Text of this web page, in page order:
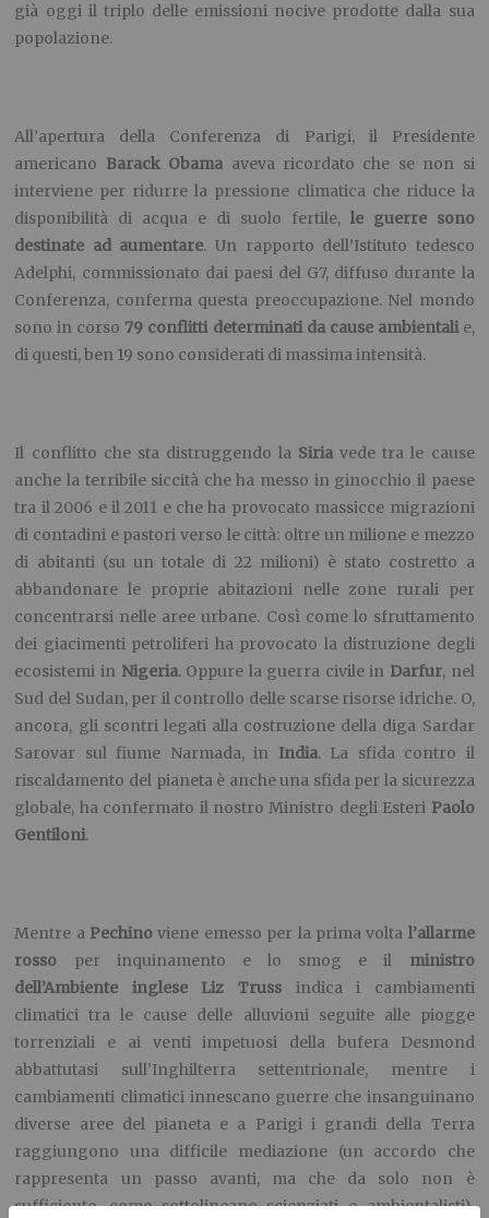
già oggi il triplo delle emissioni nocive prodotte dalla sua
popolazione.
All’apertura della Conferenza di Parigi, il Presidente
americano Barack Obama aveva ricordato che se non si
interviene per ridurre la pressione climatica che riduce la
disponibilità di acqua e di suolo fertile, le guerre sono
destinate ad aumentare. Un rapporto dell’Istituto tedesco
Adelphi, commissionato dai paesi del G7, diffuso durante la
Conferenza, conferma questa preoccupazione. Nel mondo
sono in corso79 conflitti determinati da cause ambientalie,
di questi, ben 19 sono considerati di massima intensità.
Il conflitto che sta distruggendo la Siria vede tra le cause
anche la terribile siccità che ha messo in ginocchio il paese
tra il 2006 e il 2011 e che ha provocato massicce migrazioni
di contadini e pastori verso le città: oltre un milione e mezzo
di abitanti (su un totale di 22 milioni) è stato costretto a
abbandonare le proprie abitazioni nelle zone rurali per
concentrarsi nelle aree urbane. Così come lo sfruttamento
dei giacimenti petroliferi ha provocato la distruzione degli
ecosistemi in Nigeria. Oppure la guerra civile in Darfur, nel
Sud del Sudan, per il controllo delle scarse risorse idriche. O,
ancora, gli scontri legati alla costruzione della diga Sardar
Sarovar sul fiume Narmada, in India. La sfida contro il
riscaldamento del pianeta è anche una sfida per la sicurezza
globale, ha confermato il nostro Ministro degli Esteri Paolo
Gentiloni.
Mentre a Pechino viene emesso per la prima volta l’allarme
rosso per inquinamento e lo smog e il ministro
dell’Ambiente inglese Liz Truss indica i cambiamenti
climatici tra le cause delle alluvioni seguite alle piogge
torrenziali e ai venti impetuosi della bufera Desmond
abbattutasi sull’Inghilterra settentrionale, mentre i
cambiamenti climatici innescano guerre che insanguinano
diverse aree del pianeta e a Parigi i grandi della Terra
raggiungono una difficile mediazione (un accordo che
rappresenta un passo avanti, ma che da solo non è
sufficiente, come sottolineano scienziati e ambientalisti),